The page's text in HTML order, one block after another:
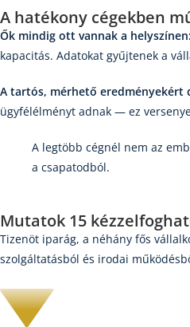
A hatékony cégekben
Ők mindig ott vannak a helyszínen:
kapacitás. Adatokat gyűjtenek a
A tartós, mérhető eredményekért
ügyfélélményt adnak — ez
A legtöbb cégnél nem az
a csapatodból.
Mutatok 15
Tizenöt iparág, a néhány fős
szolgáltatásból és irodai